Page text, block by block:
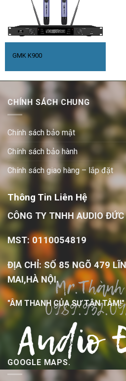
GMK K900
CHÍNH SÁCH CHUNG
Chính sách bảo mật
Chính sách bảo hành
Chính sách giao hàng – lắp đặt
Thông Tin Liên Hệ
CÔNG TY TNHH AUDIO
MST: 0110054819
ĐỊA CHỈ: SỐ 85 NGÕ 479
MAI,HÀ NỘI.
"ÂM THANH CỦA SỰ TẬN TÂM!"
GOOGLE MAPS.